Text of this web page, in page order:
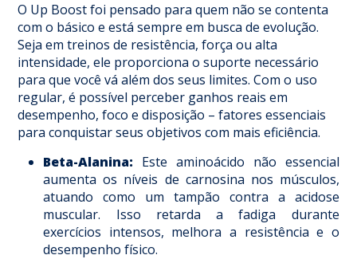
O Up Boost foi pensado para quem não se contenta
com o básico e está sempre em busca de evolução.
Seja em treinos de resistência, força ou alta
intensidade, ele proporciona o suporte necessário
para que você vá além dos seus limites. Com o uso
regular, é possível perceber ganhos reais em
desempenho, foco e disposição – fatores essenciais
para conquistar seus objetivos com mais eficiência.
Beta-Alanina: Este aminoácido não essencial
aumenta os níveis de carnosina nos músculos,
atuando como um tampão contra a acidose
muscular. Isso retarda a fadiga durante
exercícios intensos, melhora a resistência e o
desempenho físico. ​